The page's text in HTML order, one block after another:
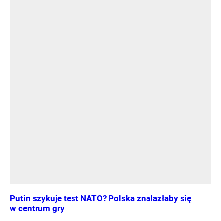
Putin szykuje test NATO? Polska znalazłaby się
w centrum gry